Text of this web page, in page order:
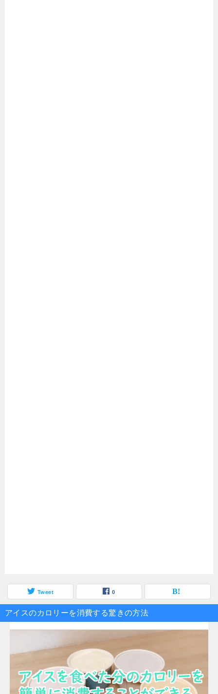
Tweet 0
アイスのカロリーを消費する驚きの方法